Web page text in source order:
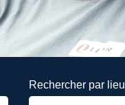
Rechercher par lieu